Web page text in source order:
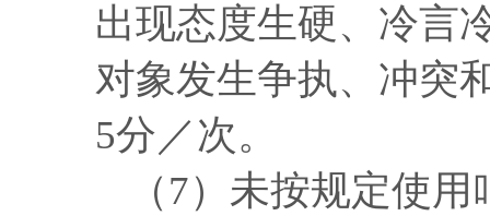
出现态度生硬、冷言
对象发生争执、冲突
5分／次。
（7）未按规定使